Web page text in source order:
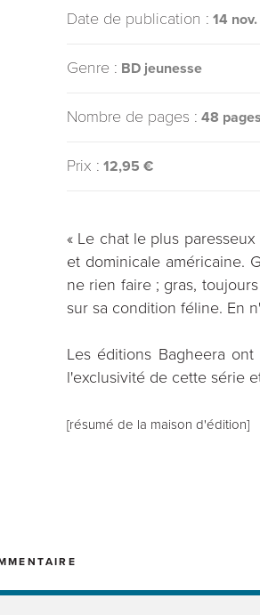
Date de publication : 14
Genre : BD jeunesse
Nombre de pages : 48 pages
Prix : 12,95 €
« Le chat le plus
et dominicale américaine.
ne rien faire ; gras,
sur sa condition féline. En
Les éditions Bagheera
l'exclusivité de cette série
[résumé de la maison d'édition]